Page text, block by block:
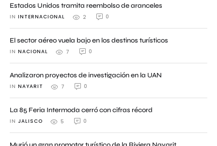
Estados Unidos tramita reembolso de aranceles
IN INTERNACIONAL 2 0
El sector aéreo vuela bajo en los destinos turísticos
IN NACIONAL 7 0
Analizaron proyectos de investigación en la UAN
IN NAYARIT 7 0
La 85 Feria Intermoda cerró con cifras récord
IN JALISCO 5 0